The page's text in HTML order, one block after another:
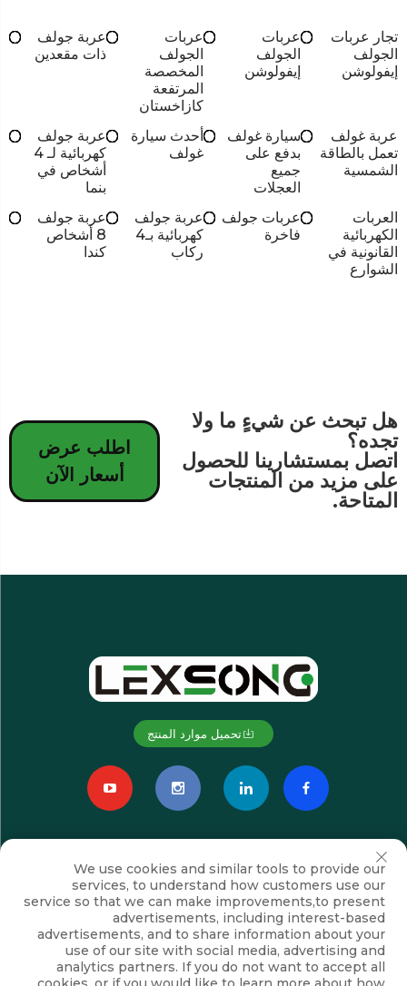
تجار عربات
الجولف
إيفولوشن
عربات
الجولف
إيفولوشن
عربات
الجولف
المخصصة
المرتفعة
كازاخستان
عربة جولف
ذات مقعدين
عربة غولف
تعمل بالطاقة
الشمسية
سيارة غولف
بدفع على
جميع
العجلات
أحدث سيارة
غولف
عربة جولف
كهربائية لـ 4
أشخاص في
بنما
العربات
الكهربائية
القانونية في
الشوارع
عربات جولف
فاخرة
عربة جولف
كهربائية بـ4
ركاب
عربة جولف
8 أشخاص
كندا
هل تبحث عن شيءٍ ما ولا
تجده؟
اتصل بمستشارينا للحصول
على مزيد من المنتجات
المتاحة.
اطلب عرض
أسعار الآن
تحميل موارد المنتج
اشترك
We use cookies and similar tools to provide our
services, to understand how customers use our
service so that we can make improvements,to present
advertisements, including interest-based
advertisements, and to share information about your
use of our site with social media, advertising and
analytics partners. If you do not want to accept all